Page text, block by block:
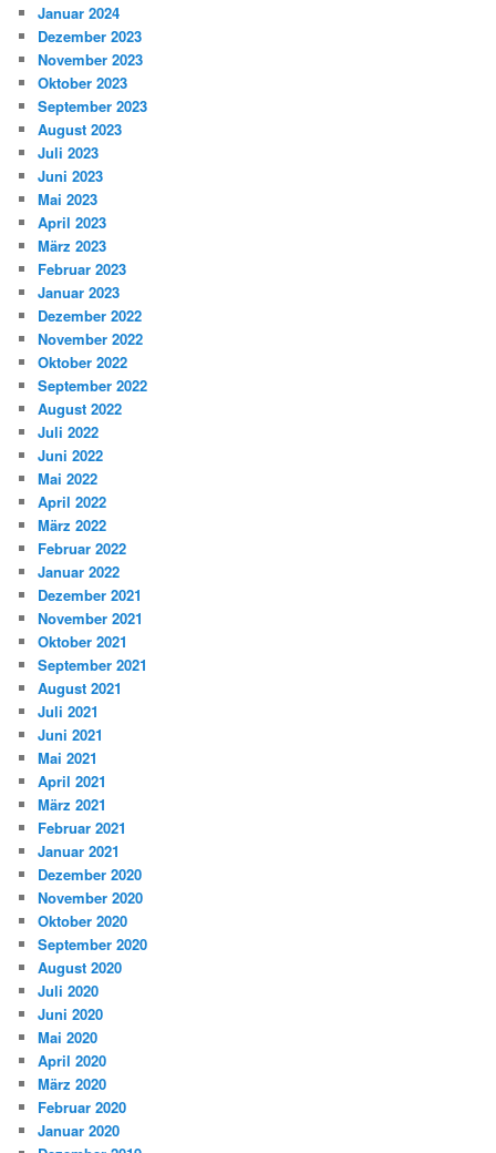
Januar 2024
Dezember 2023
November 2023
Oktober 2023
September 2023
August 2023
Juli 2023
Juni 2023
Mai 2023
April 2023
März 2023
Februar 2023
Januar 2023
Dezember 2022
November 2022
Oktober 2022
September 2022
August 2022
Juli 2022
Juni 2022
Mai 2022
April 2022
März 2022
Februar 2022
Januar 2022
Dezember 2021
November 2021
Oktober 2021
September 2021
August 2021
Juli 2021
Juni 2021
Mai 2021
April 2021
März 2021
Februar 2021
Januar 2021
Dezember 2020
November 2020
Oktober 2020
September 2020
August 2020
Juli 2020
Juni 2020
Mai 2020
April 2020
März 2020
Februar 2020
Januar 2020